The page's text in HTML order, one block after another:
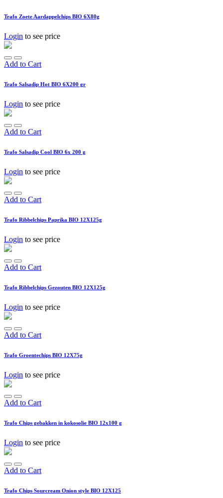
Trafo Zoete Aardappelchips BIO 6X80g
Login to see price
Add to Cart
Trafo Salsadip Hot BIO 6X200 gr
Login to see price
Add to Cart
Trafo Salsadip Cool BIO 6x 200 g
Login to see price
Add to Cart
Trafo Ribbelchips Paprika BIO 12X125g
Login to see price
Add to Cart
Trafo Ribbelchips Gezouten BIO 12X125g
Login to see price
Add to Cart
Trafo Groentechips BIO 12X75g
Login to see price
Add to Cart
Trafo Chips gebakken in kokosolie BIO 12x100 g
Login to see price
Add to Cart
Trafo Chips Sourcream Onion style BIO 12X125